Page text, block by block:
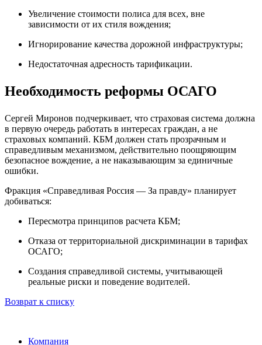
Увеличение стоимости полиса для всех, вне
зависимости от их стиля вождения;
Игнорирование качества дорожной инфраструктуры;
Недостаточная адресность тарификации.
Необходимость реформы ОСАГО
Сергей Миронов подчеркивает, что страховая система должна
в первую очередь работать в интересах граждан, а не
страховых компаний. КБМ должен стать прозрачным и
справедливым механизмом, действительно поощряющим
безопасное вождение, а не наказывающим за единичные
ошибки.
Фракция «Справедливая Россия — За правду» планирует
добиваться:
Пересмотра принципов расчета КБМ;
Отказа от территориальной дискриминации в тарифах
ОСАГО;
Создания справедливой системы, учитывающей
реальные риски и поведение водителей.
Возврат к списку
Компания